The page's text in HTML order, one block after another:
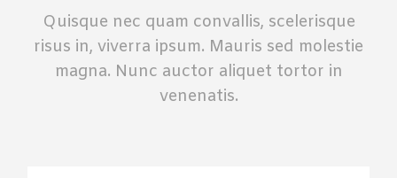
Quisque nec quam convallis, scelerisque
risus in, viverra ipsum. Mauris sed molestie
magna. Nunc auctor aliquet tortor in
venenatis.